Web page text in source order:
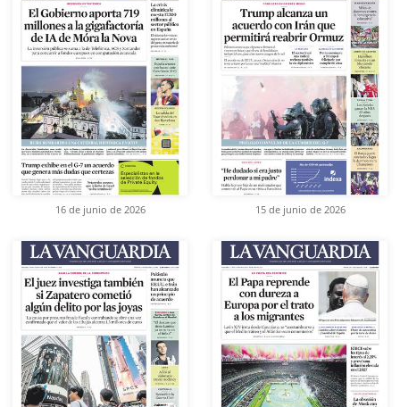
16 de junio de 2026 15 de junio de 2026